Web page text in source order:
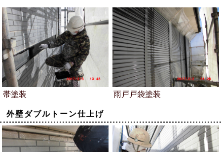
帯塗装 雨戸戸袋塗装
外壁ダブルトーン仕上げ